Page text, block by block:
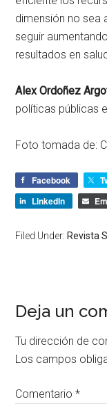
dimensión no sea
seguir
resultados en
Alex Ordoñez
políticas públicas
Foto tomada de:
Facebook
LinkedIn
Filed Under: Revista
Deja un
Tu dirección de
Los campos
Comentario*